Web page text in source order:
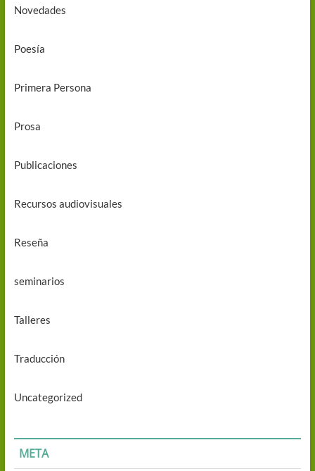
Novedades
Poesía
Primera Persona
Prosa
Publicaciones
Recursos audiovisuales
Reseña
seminarios
Talleres
Traducción
Uncategorized
META